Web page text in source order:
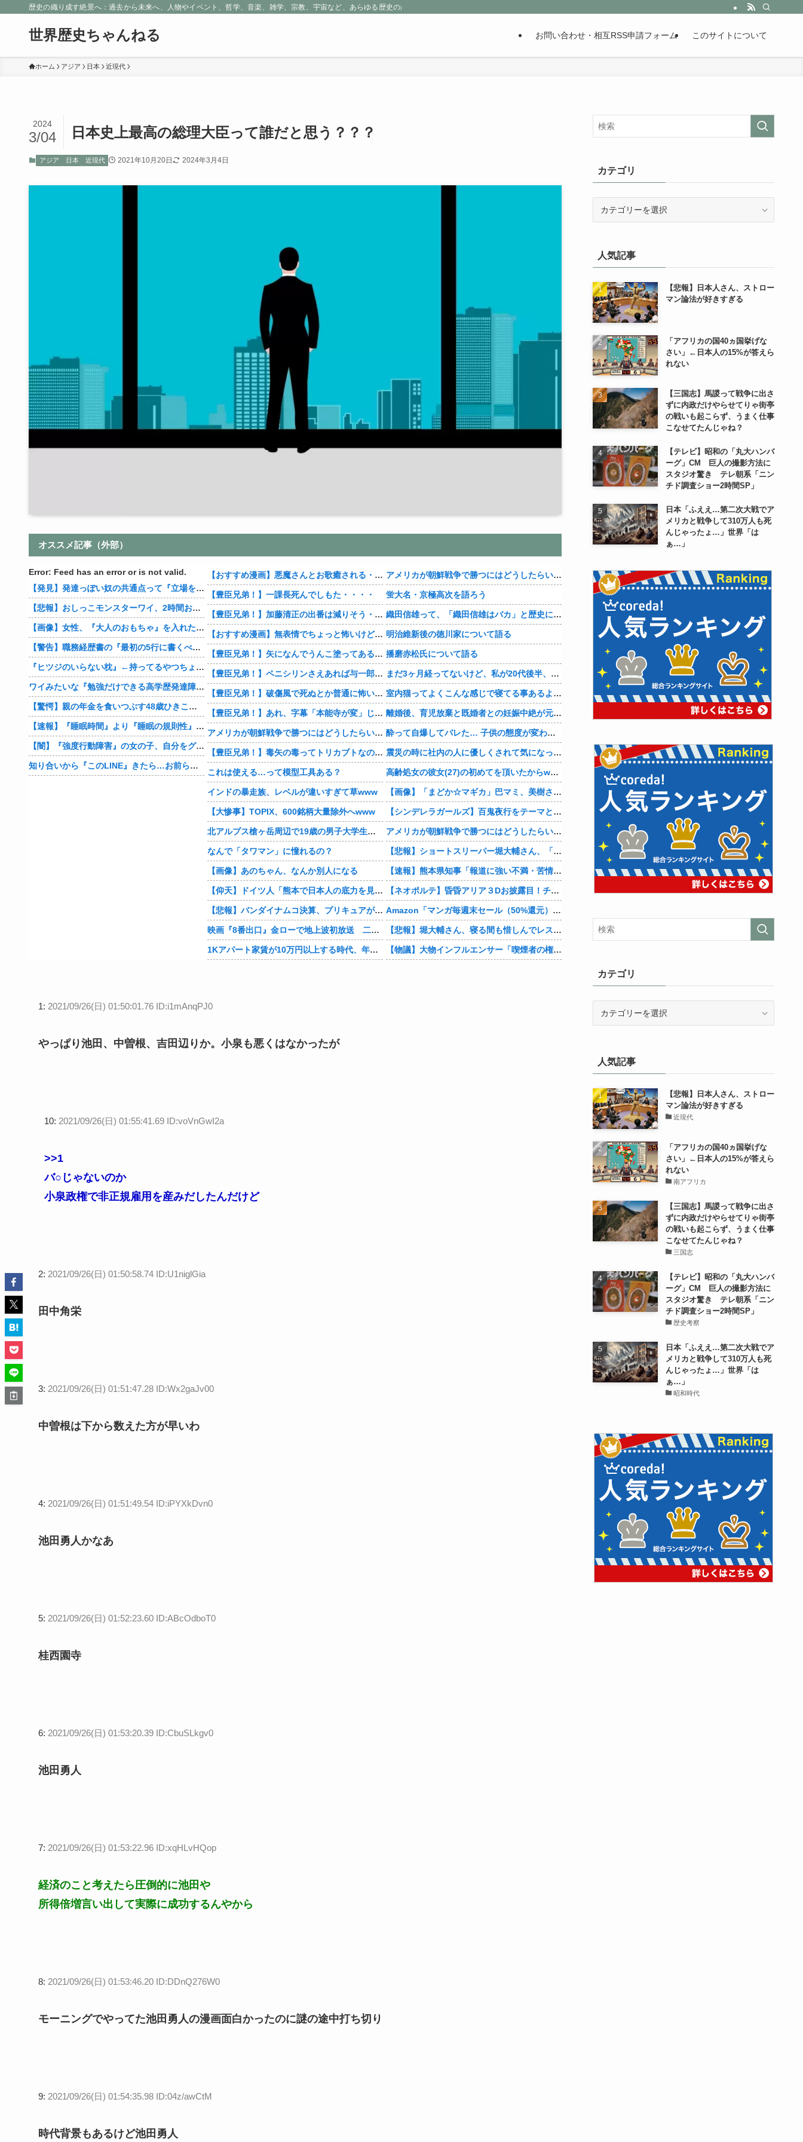
歴史の織り成す絶景へ：過去から未来へ、人物やイベント、哲学、音楽、雑学、宗教、宇宙など、あらゆる歴史の産物に包まれる魅惑の世界を探求しよう。歴史が苦手な人も魅了するまとめサイトです。
世界歴史ちゃんねる お問い合わせ・相互RSS申請フォーム このサイトについて
ホーム アジア 日本 近現代
日本史上最高の総理大臣って誰だと思う？？？
2024
3/04
アジア 日本 近現代 2021年10月20日 2024年3月4日
オススメ記事（外部）
Error: Feed has an error or is not valid.
【発見】発達っぽい奴の共通点って『立場を理解できない』だよな
【悲報】おしっこモンスターワイ、2時間おきにトイレへ
【画像】女性、『大人のおもちゃ』を入れたままMRI検査を受けた結果 →
【警告】職務経歴書の『最初の5行に書くべきこと』がこれ
『ヒツジのいらない枕』←持ってるやつちょっとこい
ワイみたいな『勉強だけできる高学歴発達障害者』ってどう生きたらいいんや？
【驚愕】親の年金を食いつぶす48歳ひきこもり…絶望の底から家族を救ったのは『障害基礎年金』だった
【速報】『睡眠時間』より『睡眠の規則性』のほうが大事だと判明
【闇】『強度行動障害』の女の子、自分をグーパンしまくる
知り合いから『このLINE』きたら…お前らどうする？
【おすすめ漫画】悪魔さんとお歌癒される・・・・
【豊臣兄弟！】一課長死んでしもた・・・・
【豊臣兄弟！】加藤清正の出番は減りそう・・・・
【おすすめ漫画】無表情でちょっと怖いけどかわいい・・・・
【豊臣兄弟！】矢になんでうんこ塗ってあるんだよ・・・・
【豊臣兄弟！】ペニシリンさえあれば与一郎助かったのか・・・？
【豊臣兄弟！】破傷風で死ぬとか普通に怖い・・・・
【豊臣兄弟！】あれ、字幕「本能寺が変」じゃなかった・・・？
アメリカが朝鮮戦争で勝つにはどうしたらいいのか？
【豊臣兄弟！】毒矢の毒ってトリカブトなのかな・・・？
これは使える…って模型工具ある？
インドの暴走族、レベルが違いすぎて草www
【大惨事】TOPIX、600銘柄大量除外へwww
北アルプス槍ヶ岳周辺で19歳の男子大学生が遭難 単独で1泊2日の予定で入山も連絡取れず 警察が9日以降捜索予定
なんで「タワマン」に憧れるの？
【画像】あのちゃん、なんか別人になる
【仰天】ドイツ人「熊本で日本人の底力を見た…!」熊本で生まれて初めて震度7の大地震を経験したドイツ人。直後、日本人たちの行動に衝撃を受けてしまう…
【悲報】バンダイナムコ決算、プリキュアが前年比大幅減少
映画『8番出口』金ローで地上波初放送 二宮和也「まさかテレビにまで迷い込んでしまうとは」
1Kアパート家賃が10万円以上する時代、年金14万円前後だと賃貸の人は無理じゃね？
アメリカが朝鮮戦争で勝つにはどうしたらいいのか？
蛍大名・京極高次を語ろう
織田信雄って、「織田信雄はバカ」と歴史に書かれているが今まで家が残っているんでバカではないよな？
明治維新後の徳川家について語る
播磨赤松氏について語る
まだ3ヶ月経ってないけど、私が20代後半、彼がぎりで40代前半でＷ不倫中。計画している彼との二泊三日の旅行、早く行けるといいな♪
室内猫ってよくこんな感じで寝てる事あるよね。【再】
離婚後、育児放棄と既婚者との妊娠中絶が元旦那にバレて、養育費の支払いが止まった… 私が正社員で働くまで止めると言われてるけど、女として生きたいの。
酔って自爆してバレた… 子供の態度が変わって旦那の口から離婚って言葉が出て、急速に現実に引き戻されたっていうか、あー私本当にしちゃいけないことしてたんだなと思い知った。
震災の時に社内の人に優しくされて気になって、６年付き合った彼に別れを告げました。その時新たな好きな人に夢中で元彼はどうでもよく思えました。今ははっきり言って後悔してます…
高齢処女の彼女(27)の初めてを頂いたからwww
【画像】「まどか☆マギカ」巴マミ、美樹さやか、佐倉杏子エロすぎ放課後えんこーハメ撮りどぴゅどぴゅエチエチが最高すぎる❣
【シンデレラガールズ】百鬼夜行をテーマとしたPOP UP SHOPが東京・大阪にて開催
アメリカが朝鮮戦争で勝つにはどうしたらいいのか？
【悲報】ショートスリーパー堀大輔さん、「寝た方がいい」などと誹謗中傷され配信中に泣き出してしまう
【速報】熊本県知事「報道に強い不満・苦情が寄せられている」→TBSの報道特集がまさにそれな件他
【ネオポルテ】昏昏アリア３Dお披露目！チキンテカテカ他
Amazon「マンガ毎週末セール（50%還元）」アツいスポーツマンガ祭り最終日到来！！！他
【悲報】堀大輔さん、寝る間も惜しんでレスバ祭りｗｗｗｗｗｗｗｗｗｗｗｗｗｗｗｗｗｗｗｗｗｗｗｗ他
【物議】大物インフルエンサー「喫煙者の権利がマジで侵害されてる。いくら税金払ってるんだ」他
1: 2021/09/26(日) 01:50:01.76 ID:i1mAnqPJ0
やっぱり池田、中曽根、吉田辺りか。小泉も悪くはなかったが
10: 2021/09/26(日) 01:55:41.69 ID:voVnGwI2a
>>1
バ○じゃないのか
小泉政権で非正規雇用を産みだしたんだけど
2: 2021/09/26(日) 01:50:58.74 ID:U1niglGia
田中角栄
3: 2021/09/26(日) 01:51:47.28 ID:Wx2gaJv00
中曽根は下から数えた方が早いわ
4: 2021/09/26(日) 01:51:49.54 ID:iPYXkDvn0
池田勇人かなあ
5: 2021/09/26(日) 01:52:23.60 ID:ABcOdboT0
桂西園寺
6: 2021/09/26(日) 01:53:20.39 ID:CbuSLkgv0
池田勇人
7: 2021/09/26(日) 01:53:22.96 ID:xqHLvHQop
経済のこと考えたら圧倒的に池田や
所得倍増言い出して実際に成功するんやから
8: 2021/09/26(日) 01:53:46.20 ID:DDnQ276W0
モーニングでやってた池田勇人の漫画面白かったのに謎の途中打ち切り
9: 2021/09/26(日) 01:54:35.98 ID:04z/awCtM
時代背景もあるけど池田勇人
カテゴリ
人気記事
【悲報】日本人さん、ストロー
マン論法が好きすぎる
「アフリカの国40ヵ国挙げな
さい」←日本人の15%が答えら
れない
【三国志】馬謖って戦争に出さ
ずに内政だけやらせてりゃ街亭
の戦いも起こらず、うまく仕事
こなせてたんじゃね？
【テレビ】昭和の「丸大ハンバ
ーグ」CM 巨人の撮影方法に
スタジオ驚き テレ朝系「ニン
チド調査ショー2時間SP」
日本「ふええ…第二次大戦でア
メリカと戦争して310万人も死
んじゃったょ…」世界「は
ぁ…」
カテゴリ
人気記事
【悲報】日本人さん、ストロー
マン論法が好きすぎる
近現代
「アフリカの国40ヵ国挙げな
さい」←日本人の15%が答えら
れない
南アフリカ
【三国志】馬謖って戦争に出さ
ずに内政だけやらせてりゃ街亭
の戦いも起こらず、うまく仕事
こなせてたんじゃね？
三国志
【テレビ】昭和の「丸大ハンバ
ーグ」CM 巨人の撮影方法に
スタジオ驚き テレ朝系「ニン
チド調査ショー2時間SP」
歴史考察
日本「ふええ…第二次大戦でア
メリカと戦争して310万人も死
んじゃったょ…」世界「は
ぁ…」
昭和時代